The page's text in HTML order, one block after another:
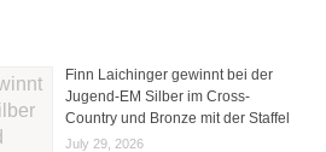
Finn Laichinger gewinnt bei der
Jugend-EM Silber im Cross-
Country und Bronze mit der Staffel
July 29, 2026